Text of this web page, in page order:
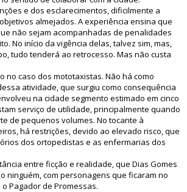
e dos esclarecimentos, dificilmente a
almejados. A experiência ensina que
não sejam acompanhadas de penalidades
No início da vigência delas, talvez sim, mas,
tudo tenderá ao retrocesso. Mas não custa
no caso dos mototaxistas. Não há como
atividade, que surgiu como consequência
na cidade segmento estimado em cinco
serviço de utilidade, principalmente quando
de pequenos volumes. No tocante à
há restrições, devido ao elevado risco, que
dos ortopedistas e as enfermarias dos
entre ficção e realidade, que Dias Gomes
ninguém, com personagens que ficaram no
Pagador de Promessas.